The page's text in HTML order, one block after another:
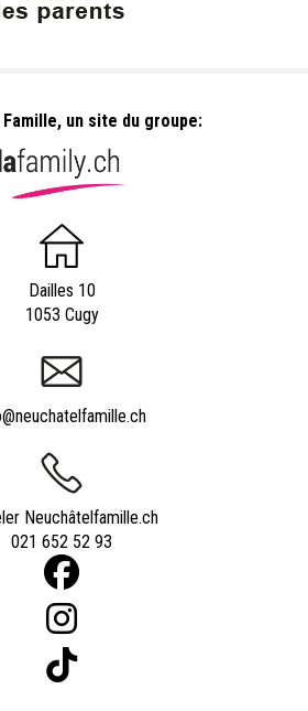
un site du groupe:
Dailles 10
1053 Cugy
Neuchâtelfamille.ch
021 652 52 93